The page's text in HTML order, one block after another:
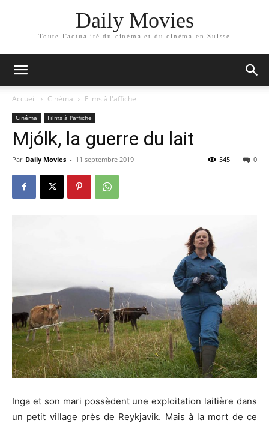
Daily Movies
Toute l'actualité du cinéma et du cinéma en Suisse
Accueil Cinéma Films à l'affiche
Cinéma Films à l'affiche
Mjólk, la guerre du lait
Par Daily Movies - 11 septembre 2019 0
545
Inga et son mari possèdent une exploitation laitière dans
un petit village près de Reykjavik. Mais à la mort de ce